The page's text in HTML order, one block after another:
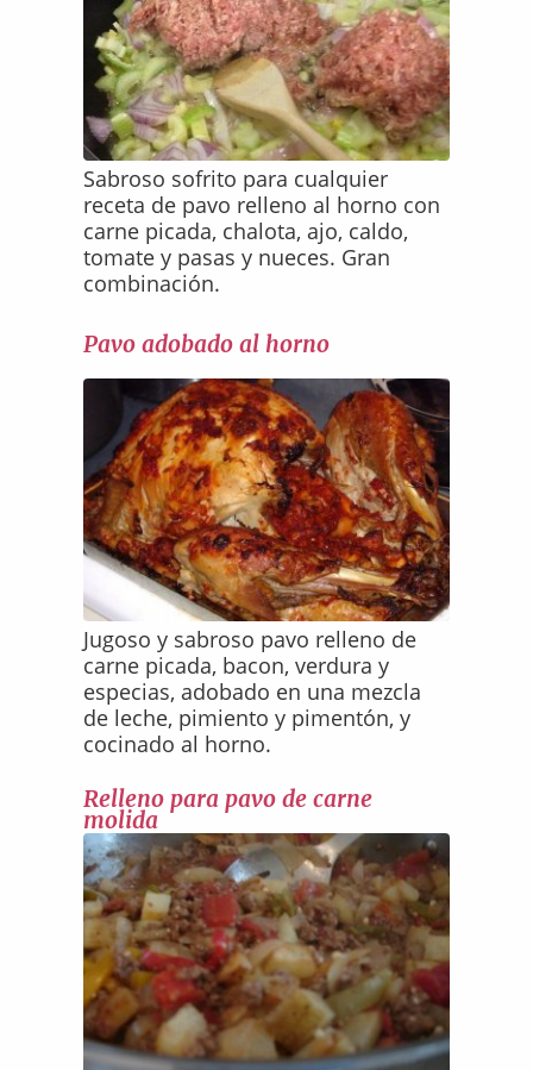
Sabroso sofrito para cualquier
receta de pavo relleno al horno con
carne picada, chalota, ajo, caldo,
tomate y pasas y nueces. Gran
combinación.
Pavo adobado al horno
Jugoso y sabroso pavo relleno de
carne picada, bacon, verdura y
especias, adobado en una mezcla
de leche, pimiento y pimentón, y
cocinado al horno.
Relleno para pavo de carne
molida